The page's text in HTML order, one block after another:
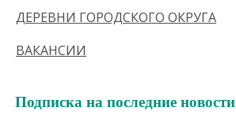
ДЕРЕВНИ ГОРОДСКОГО ОКРУГА
ВАКАНСИИ
Подписка на последние новости